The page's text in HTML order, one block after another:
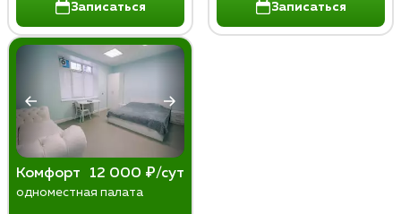
Записаться Записаться
Комфорт 12 000 ₽/сут
одноместная палата